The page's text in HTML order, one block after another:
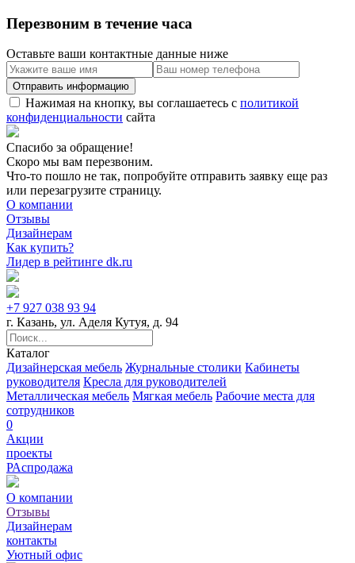
Перезвоним в течение часа
Оставьте ваши контактные данные ниже
Нажимая на кнопку, вы соглашаетесь с политикой
конфиденциальности сайта
Спасибо за обращение!
Скоро мы вам перезвоним.
Что-то пошло не так, попробуйте отправить заявку еще раз
или перезагрузите страницу.
О компании
Отзывы
Дизайнерам
Как купить?
Лидер в рейтинге dk.ru
+7 927 038 93 94
г. Казань, ул. Аделя Кутуя, д. 94
Каталог
Дизайнерская мебель Журнальные столики Кабинеты
руководителя Кресла для руководителей
Металлическая мебель Мягкая мебель Рабочие места для
сотрудников
0
Акции
проекты
РАспродажа
О компании
Отзывы
Дизайнерам
контакты
Уютный офис